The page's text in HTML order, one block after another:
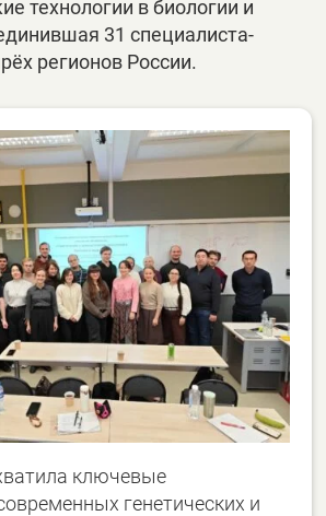
технологии в биологии и
31 специалиста-
регионов России.
ключевые
генетических и